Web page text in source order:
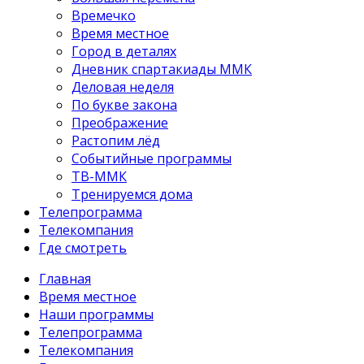
Времечко
Время местное
Город в деталях
Дневник спартакиады ММК
Деловая неделя
По букве закона
Преображение
Растопим лёд
Событийные программы
ТВ-ММК
Тренируемся дома
Телепрограмма
Телекомпания
Где смотреть
Главная
Время местное
Наши программы
Телепрограмма
Телекомпания